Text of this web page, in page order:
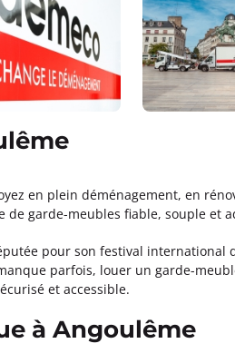
en plein déménagement, en
garde-meubles fiable, souple et
pour son festival international
parfois, louer un garde-
et accessible.
à Angoulême